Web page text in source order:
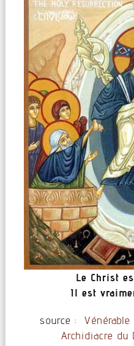
Le Christ
Il est
source :
Archidiacre du